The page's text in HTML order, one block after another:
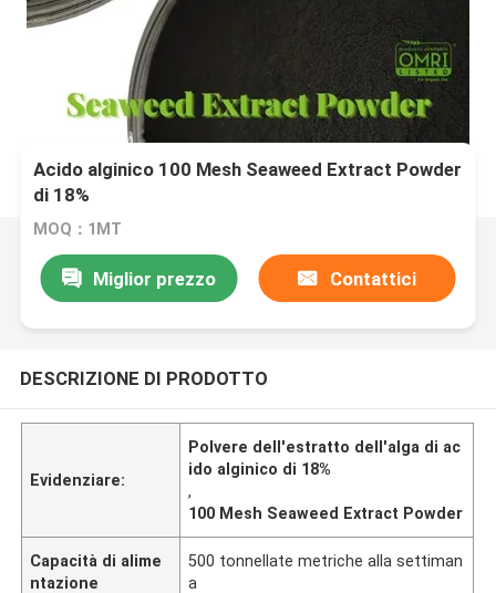
Acido alginico 100 Mesh Seaweed Extract Powder
di 18%
MOQ：1MT
Miglior prezzo Contattici
DESCRIZIONE DI PRODOTTO
Evidenziare:
Polvere dell'estratto dell'alga di ac
ido alginico di 18%
,
100 Mesh Seaweed Extract Powder
Capacità di alime
ntazione
500 tonnellate metriche alla settiman
a